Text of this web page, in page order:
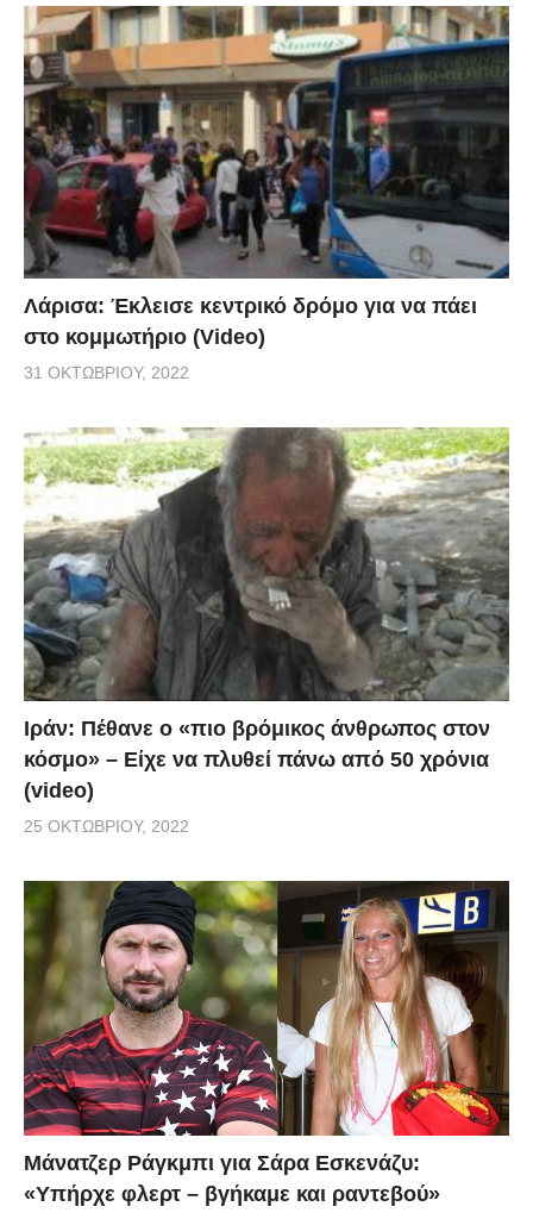
Λάρισα: Έκλεισε κεντρικό δρόμο για να πάει
στο κομμωτήριο (Video)
31 ΟΚΤΩΒΡΊΟΥ, 2022
Ιράν: Πέθανε ο «πιο βρόμικος άνθρωπος στον
κόσμο» – Είχε να πλυθεί πάνω από 50 χρόνια
(video)
25 ΟΚΤΩΒΡΊΟΥ, 2022
Μάνατζερ Ράγκμπι για Σάρα Εσκενάζυ:
«Υπήρχε φλερτ – βγήκαμε και ραντεβού»